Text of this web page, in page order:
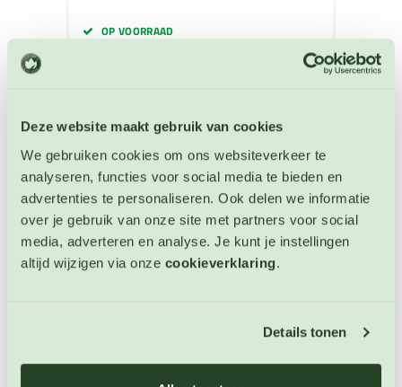
Deze website maakt gebruik van cookies
We gebruiken cookies om ons websiteverkeer te
analyseren, functies voor social media te bieden en
advertenties te personaliseren. Ook delen we informatie
over je gebruik van onze site met partners voor social
media, adverteren en analyse. Je kunt je instellingen
altijd wijzigen via onze cookieverklaring.
Details tonen
OP VOORRAAD